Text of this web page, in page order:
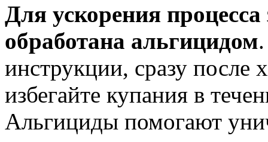
Для ускорения
обработана альгицидом
инструкции, сразу после
избегайте купания в
Альгициды помогают